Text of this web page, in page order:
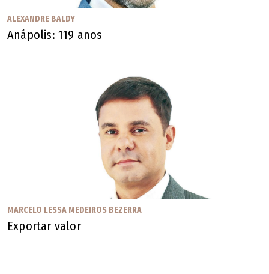
ALEXANDRE BALDY
Anápolis: 119 anos
MARCELO LESSA MEDEIROS BEZERRA
Exportar valor